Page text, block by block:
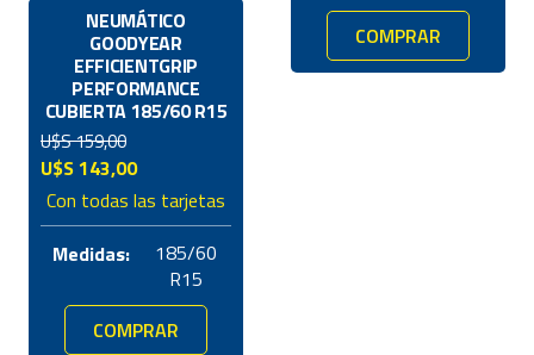
NEUMÁTICO
GOODYEAR
EFFICIENTGRIP
PERFORMANCE
CUBIERTA 185/60 R15
U$S159,00
El
precio
original
era:
U$S143,00El
precio
actual
es:
Con todas las tarjetas
Medidas:
185/60
R15
COMPRAR
COMPRAR